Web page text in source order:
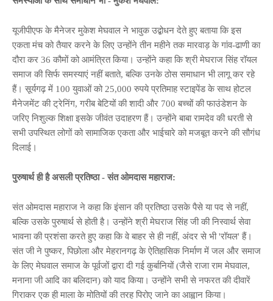
यूजीपीएफ के मैनेजर मुकेश मेघवाल ने भावुक उद्बोधन देते हुए बताया कि इस
एकता मंच को तैयार करने के लिए उन्होंने तीन महीने तक मारवाड़ के गांव-ढाणी का
दौरा कर 36 कौमों को आमंत्रित किया। उन्होंने कहा कि श्री मेघराज सिंह रॉयल
समाज की सिर्फ समस्याएं नहीं बताते, बल्कि उनके ठोस समाधान भी लागू कर रहे
हैं। सूर्यगढ़ में 100 युवाओं को 25,000 रुपये प्रतिमाह स्टाइपेंड के साथ होटल
मैनेजमेंट की ट्रेनिंग, गरीब बेटियों की शादी और 700 बच्चों की फाउंडेशन के
जरिए निशुल्क शिक्षा इसके जीवंत उदाहरण हैं। उन्होंने बाबा रामदेव की धरती से
सभी उपस्थित लोगों को सामाजिक एकता और भाईचारे को मजबूत करने की सौगंध
दिलाई।
पुरुषार्थ ही है असली प्रतिष्ठा - संत ओमदास महाराज:
संत ओमदास महाराज ने कहा कि इंसान की प्रतिष्ठा उसके पैसे या पद से नहीं,
बल्कि उसके पुरुषार्थ से होती है। उन्होंने श्री मेघराज सिंह जी की निस्वार्थ सेवा
भावना की प्रशंसा करते हुए कहा कि वे बाहर से ही नहीं, अंदर से भी 'रॉयल' हैं।
संत जी ने पुष्कर, पिछोला और मेहरानगढ़ के ऐतिहासिक निर्माण में जल और समाज
के लिए मेघवाल समाज के पूर्वजों द्वारा दी गई कुर्बानियों (जैसे राजा राम मेघवाल,
मनाना जी आदि का बलिदान) को याद किया। उन्होंने सभी से नफरत की दीवारें
गिराकर एक ही माला के मोतियों की तरह पिरोए जाने का आह्वान किया।